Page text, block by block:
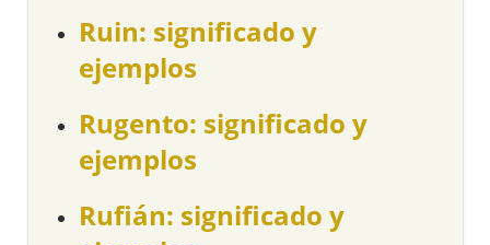
Ruin: significado y
ejemplos
Rugento: significado y
ejemplos
Rufián: significado y